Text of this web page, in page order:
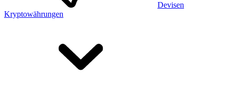
Devisen
Kryptowährungen